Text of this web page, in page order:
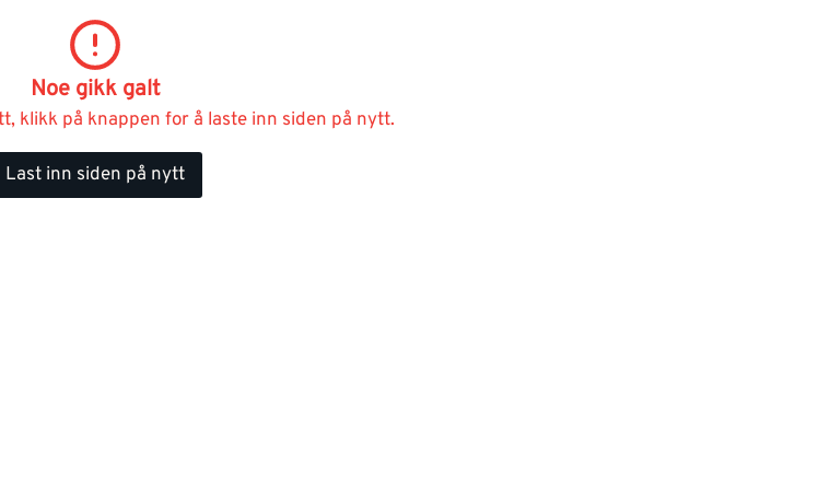
Noe gikk galt
klikk på knappen for å laste inn siden på nytt.
Last inn siden på nytt